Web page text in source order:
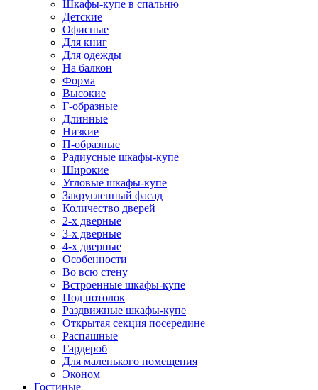
Шкафы-купе в спальню
Детские
Офисные
Для книг
Для одежды
На балкон
Форма
Высокие
Г-образные
Длинные
Низкие
П-образные
Радиусные шкафы-купе
Широкие
Угловые шкафы-купе
Закругленный фасад
Количество дверей
2-х дверные
3-х дверные
4-х дверные
Особенности
Во всю стену
Встроенные шкафы-купе
Под потолок
Раздвижные шкафы-купе
Открытая секция посередине
Распашные
Гардероб
Для маленького помещения
Эконом
Гостиные